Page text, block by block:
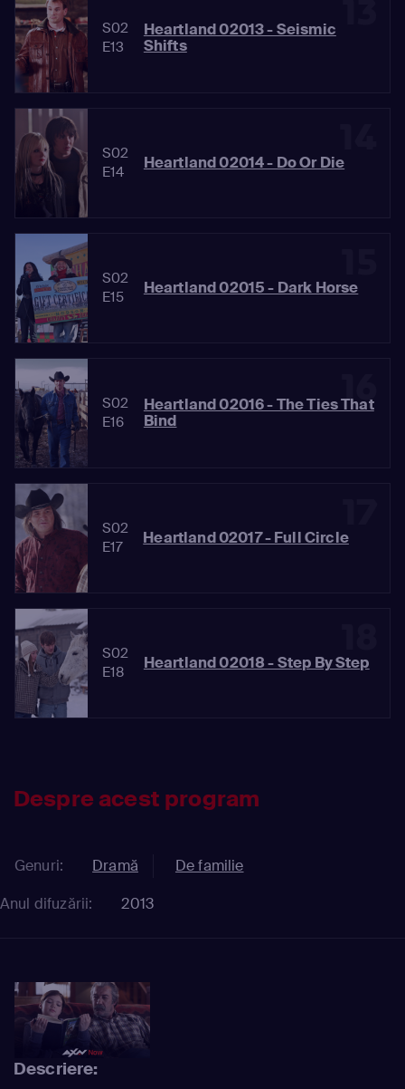
S02
E13
Heartland 02013 - Seismic
Shifts
S02
E14
Heartland 02014 - Do Or Die
S02
E15
Heartland 02015 - Dark Horse
16
S02
E16
Heartland 02016 - The Ties That
Bind
S02
E17
Heartland 02017 - Full Circle
S02
E18
Heartland 02018 - Step By Step
Despre acest program
Genuri: Dramă
De familie
Anul difuzării:
2013
Descriere: